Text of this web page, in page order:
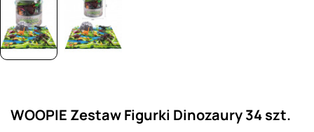
WOOPIE Zestaw Figurki Dinozaury 34 szt.